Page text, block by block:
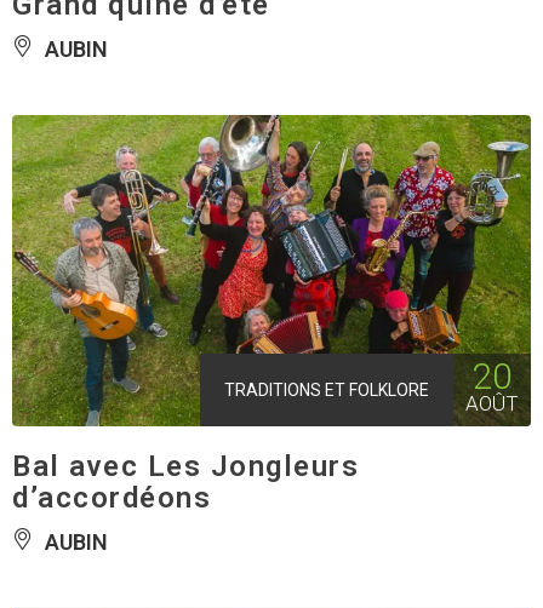
AUBIN
TRADITIONS ET FOLKLORE 20
AOÛT
Bal avec Les Jongleurs
d’accordéons
AUBIN